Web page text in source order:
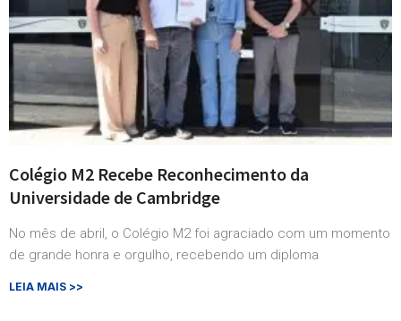
Colégio M2 Recebe Reconhecimento da
Universidade de Cambridge
No mês de abril, o Colégio M2 foi agraciado com um momento
de grande honra e orgulho, recebendo um diploma
LEIA MAIS >>